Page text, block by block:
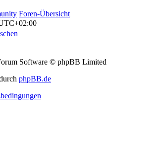
Foren-Übersicht
Software © phpBB Limited
phpBB.de